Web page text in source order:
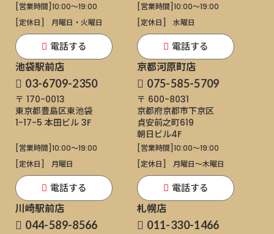
[営業時間] 10:00～19:00
[定休日]
月曜日・火曜日
電話する
[営業時間] 10:00～19:00
[定休日]
水曜日
電話する
池袋駅前店
03-6709-2350
〒 170-0013
東京都豊島区東池袋
1-17-5 本田ビル 3F
[営業時間] 10:00～19:00
[定休日]
月曜日
電話する
京都河原町店
075-585-5709
〒 600-8031
京都府京都市下京区
貞安前之町619
朝日ビル4F
[営業時間] 10:00～19:00
[定休日]
月曜日〜木曜日
電話する
川崎駅前店
044-589-8566
札幌店
011-330-1466